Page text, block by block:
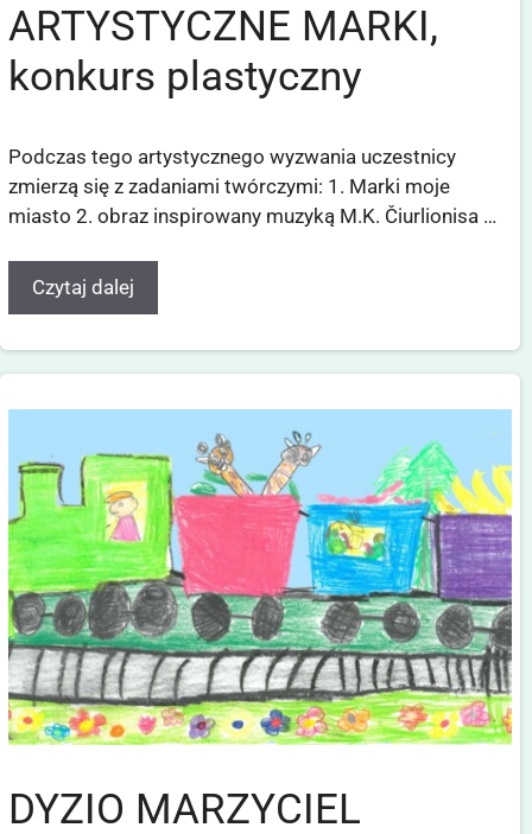
ARTYSTYCZNE MARKI,
konkurs plastyczny
Podczas tego artystycznego wyzwania uczestnicy
zmierzą się z zadaniami twórczymi: 1. Marki moje
miasto 2. obraz inspirowany muzyką M.K. Čiurlionisa …
Czytaj dalej
DYZIO MARZYCIEL